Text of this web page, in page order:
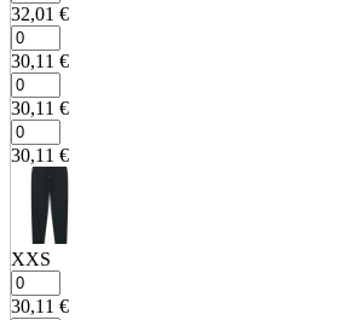
32,01 €
30,11 €
30,11 €
30,11 €
XXS
30,11 €